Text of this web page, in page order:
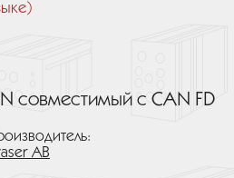
совместимый с CAN FD
AB